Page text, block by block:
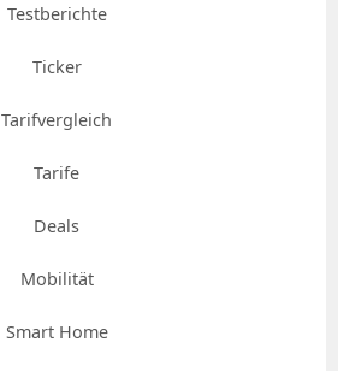
Testberichte
Ticker
Tarifvergleich
Tarife
Deals
Mobilität
Smart Home